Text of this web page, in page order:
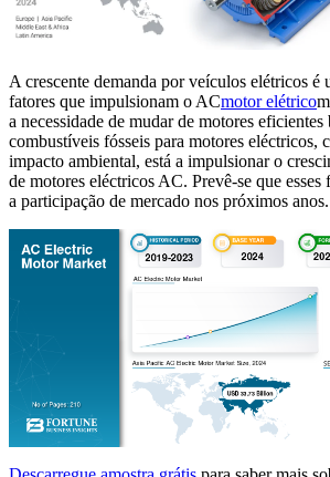
A crescente demanda por veículos elétricos é
fatores que impulsionam o ACmotor elétrico
a necessidade de mudar de motores eficientes
combustíveis fósseis para motores eléctricos,
impacto ambiental, está a impulsionar o
de motores eléctricos AC. Prevê-se que
a participação de mercado nos próximos anos.